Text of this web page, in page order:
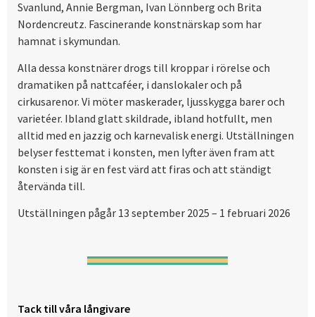
Svanlund, Annie Bergman, Ivan Lönnberg och Brita
Nordencreutz. Fascinerande konstnärskap som har
hamnat i skymundan.
Alla dessa konstnärer drogs till kroppar i rörelse och
dramatiken på nattcaféer, i danslokaler och på
cirkusarenor. Vi möter maskerader, ljusskygga barer och
varietéer. Ibland glatt skildrade, ibland hotfullt, men
alltid med en jazzig och karnevalisk energi. Utställningen
belyser festtemat i konsten, men lyfter även fram att
konsten i sig är en fest värd att firas och att ständigt
återvända till.
Utställningen pågår 13 september 2025 – 1 februari 2026
Tack till våra långivare